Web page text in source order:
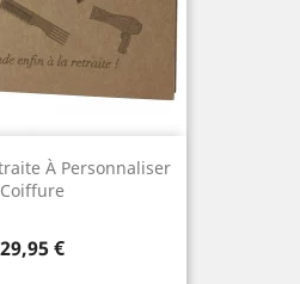
À Personnaliser
Coiffure
Prix
29,95 €